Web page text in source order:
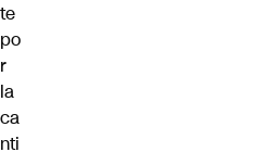
te
po
r
la
ca
nti